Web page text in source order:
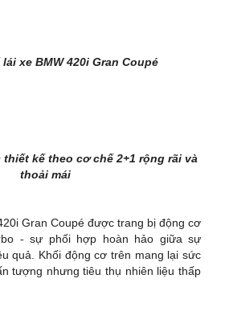
xe BMW 420i Gran Coupé
kế theo cơ chế 2+1 rộng rãi và
thoải mái
Gran Coupé được trang bị động cơ
- sự phối hợp hoàn hảo giữa sự
quả. Khối động cơ trên mang lại sức
tượng nhưng tiêu thụ nhiên liệu thấp